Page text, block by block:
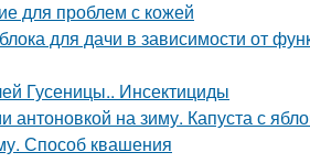
для проблем с кожей
для дачи в зависимости от
Гусеницы.. Инсектициды
антоновкой на зиму. Капуста с
Способ квашения